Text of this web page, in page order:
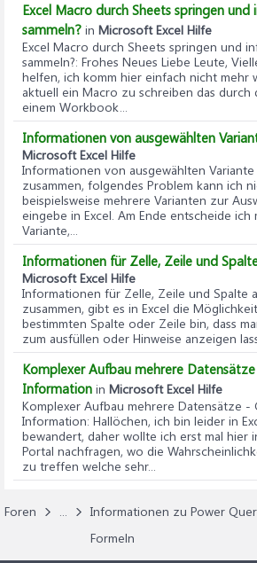
Excel Macro durch Sheets springen
sammeln? in Microsoft Excel Hilfe
Excel Macro durch Sheets springen und
sammeln?: Frohes Neues Liebe Leute,
helfen, ich komm hier einfach nicht mehr
aktuell ein Macro zu schreiben das
einem Workbook...
Informationen von ausgewählten
Microsoft Excel Hilfe
Informationen von ausgewählten
zusammen, folgendes Problem kann ich
beispielsweise mehrere Varianten zur
eingebe in Excel. Am Ende entscheide ich
Variante,...
Informationen für Zelle, Zeile und
Microsoft Excel Hilfe
Informationen für Zelle, Zeile und Spalte
zusammen, gibt es in Excel die
bestimmten Spalte oder Zeile bin, dass
zum ausfüllen oder Hinweise anzeigen
Komplexer Aufbau mehrere
Information in Microsoft Excel Hilfe
Komplexer Aufbau mehrere Datensätze -
Information: Hallöchen, ich bin leider in
bewandert, daher wollte ich erst mal hier
Portal nachfragen, wo die
zu treffen welche sehr...
Foren ...
Informationen zu Power
Formeln